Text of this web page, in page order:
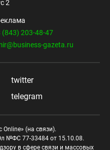
2
(843) 203-48-47
gazeta.ru
twitter
telegram
Online» (на связи).
№ФС 77-33484 от 15.10.08.
в сфере связи и массовых